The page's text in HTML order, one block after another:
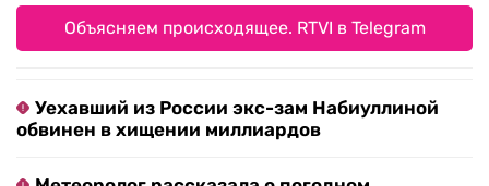
Объясняем происходящее. RTVI в Telegram
Уехавший из России экс-зам Набиуллиной
обвинен в хищении миллиардов